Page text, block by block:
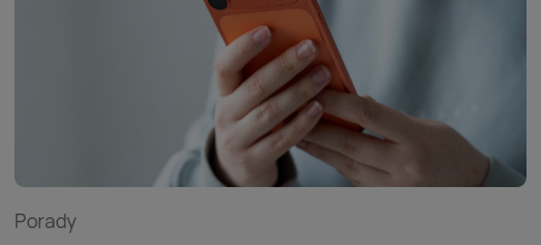
świecie i od czerwca 2018 roku działa w Polsce. Poniżej
znajdziesz kompletny przewodnik po konfiguracji i
codziennym korzystaniu z płatności zbliżeniowych na
Porady